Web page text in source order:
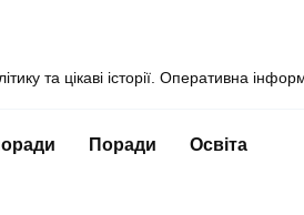
та цікаві історії. Оперативна
Поради Освіта